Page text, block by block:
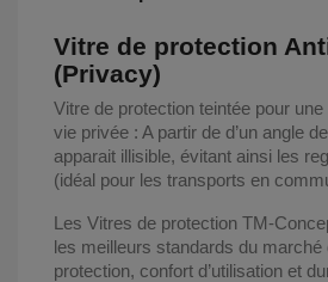
Vitre de protection
(Privacy)
Vitre de protection teintée pour
vie privée : A partir de d’un angle
apparait illisible, évitant ainsi les
(idéal pour les transports en
Les Vitres de protection TM-
les meilleurs standards du marché
protection, confort d’utilisation et